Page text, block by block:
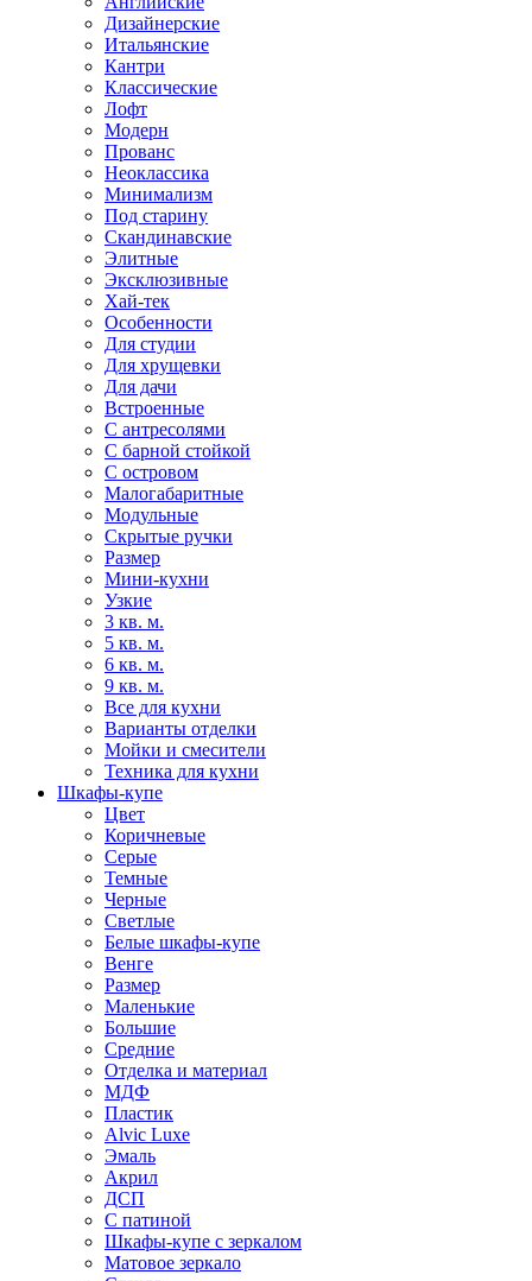
Дизайнерские
Итальянские
Кантри
Классические
Лофт
Модерн
Прованс
Неоклассика
Минимализм
Под старину
Скандинавские
Элитные
Эксклюзивные
Хай-тек
Особенности
Для студии
Для хрущевки
Для дачи
Встроенные
С антресолями
С барной стойкой
С островом
Малогабаритные
Модульные
Скрытые ручки
Размер
Мини-кухни
Узкие
3 кв. м.
5 кв. м.
6 кв. м.
9 кв. м.
Все для кухни
Варианты отделки
Мойки и смесители
Техника для кухни
Шкафы-купе
Цвет
Коричневые
Серые
Темные
Черные
Светлые
Белые шкафы-купе
Венге
Размер
Маленькие
Большие
Средние
Отделка и материал
МДФ
Пластик
Alvic Luxe
Эмаль
Акрил
ДСП
С патиной
Шкафы-купе с зеркалом
Матовое зеркало